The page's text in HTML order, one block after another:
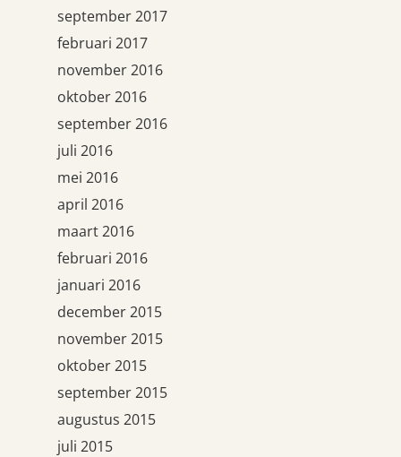
september 2017
februari 2017
november 2016
oktober 2016
september 2016
juli 2016
mei 2016
april 2016
maart 2016
februari 2016
januari 2016
december 2015
november 2015
oktober 2015
september 2015
augustus 2015
juli 2015